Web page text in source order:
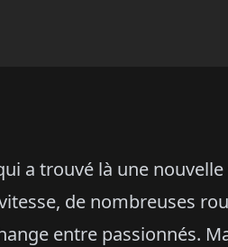
a trouvé là une
de nombreuses
entre passionnés.